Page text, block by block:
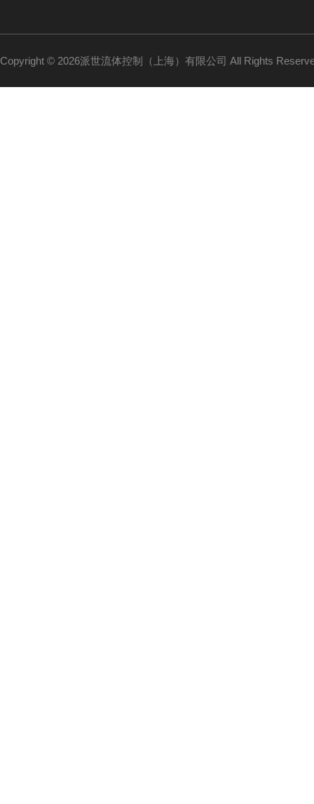
Copyright © 2026派世流体控制（上海）有限公司 All Rights